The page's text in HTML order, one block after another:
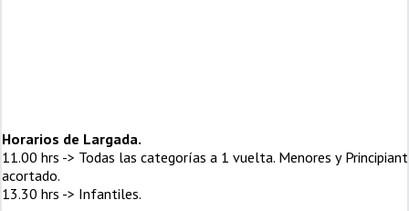
Horarios de Largada.
11.00 hrs -> Todas las categorías a 1 vuelta. Menores y
acortado.
13.30 hrs -> Infantiles.